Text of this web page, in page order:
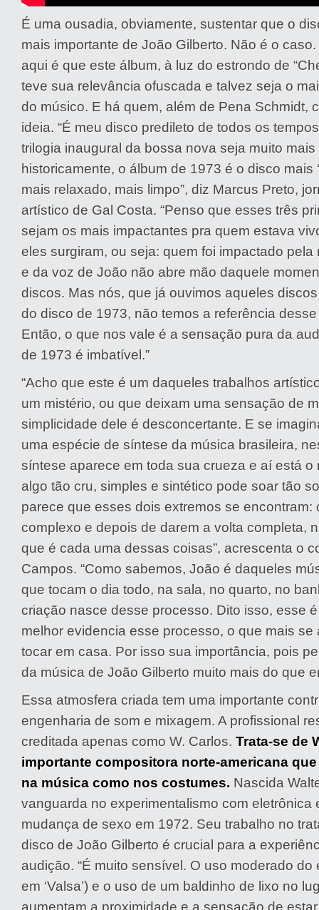
É uma ousadia, obviamente, sustentar que o
mais importante de João Gilberto. Não é o
aqui é que este álbum, à luz do estrondo de
teve sua relevância ofuscada e talvez seja o
do músico. E há quem, além de Pena Schmidt,
ideia. “É meu disco predileto de todos os
trilogia inaugural da bossa nova seja muito mais
historicamente, o álbum de 1973 é o disco mais
mais relaxado, mais limpo”, diz Marcus Preto,
artístico de Gal Costa. “Penso que esses três
sejam os mais impactantes pra quem estava
eles surgiram, ou seja: quem foi impactado
e da voz de João não abre mão daquele
discos. Mas nós, que já ouvimos aqueles
do disco de 1973, não temos a referência
Então, o que nos vale é a sensação pura da
de 1973 é imbatível.”
“Acho que este é um daqueles trabalhos
um mistério, ou que deixam uma sensação de
simplicidade dele é desconcertante. E se
uma espécie de síntese da música brasileira,
síntese aparece em toda sua crueza e aí está o
algo tão cru, simples e sintético pode soar tão
parece que esses dois extremos se encontram:
complexo e depois de darem a volta completa,
que é cada uma dessas coisas”, acrescenta o
Campos. “Como sabemos, João é daqueles
que tocam o dia todo, na sala, no quarto, no
criação nasce desse processo. Dito isso, esse
melhor evidencia esse processo, o que mais se
tocar em casa. Por isso sua importância, pois
da música de João Gilberto muito mais do que
Essa atmosfera criada tem uma importante
engenharia de som e mixagem. A profissional
creditada apenas como W. Carlos. Trata-se de
importante compositora norte-americana
na música como nos costumes. Nascida
vanguarda no experimentalismo com eletrônica
mudança de sexo em 1972. Seu trabalho no
disco de João Gilberto é crucial para a
audição. “É muito sensível. O uso moderado do
em ‘Valsa’) e o uso de um baldinho de lixo no
aumentam a proximidade e a sensação de